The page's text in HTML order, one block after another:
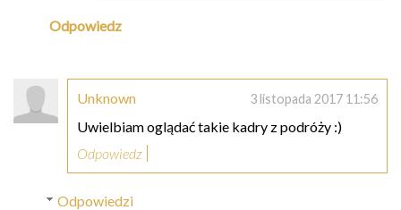
Odpowiedz
Unknown 3 listopada 2017 11:56
Uwielbiam oglądać takie kadry z podróży :)
Odpowiedz
Odpowiedzi